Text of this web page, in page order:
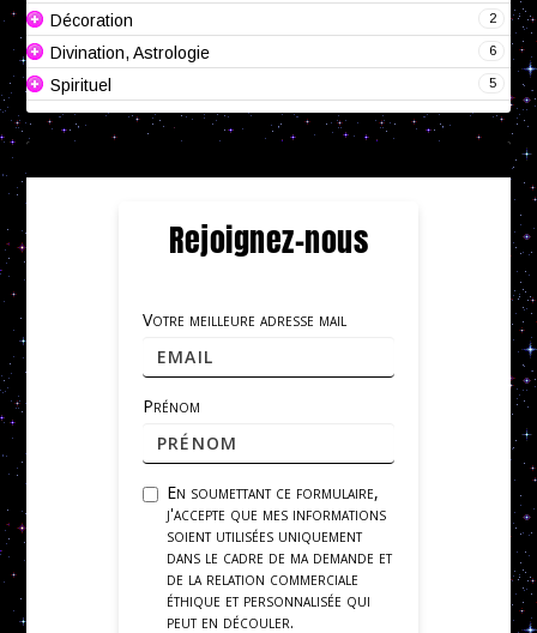
2
Décoration
6
Divination, Astrologie
5
Spirituel
Rejoignez-nous
Votre meilleure adresse mail
Prénom
En soumettant ce formulaire,
j'accepte que mes informations
soient utilisées uniquement
dans le cadre de ma demande et
de la relation commerciale
éthique et personnalisée qui
peut en découler.